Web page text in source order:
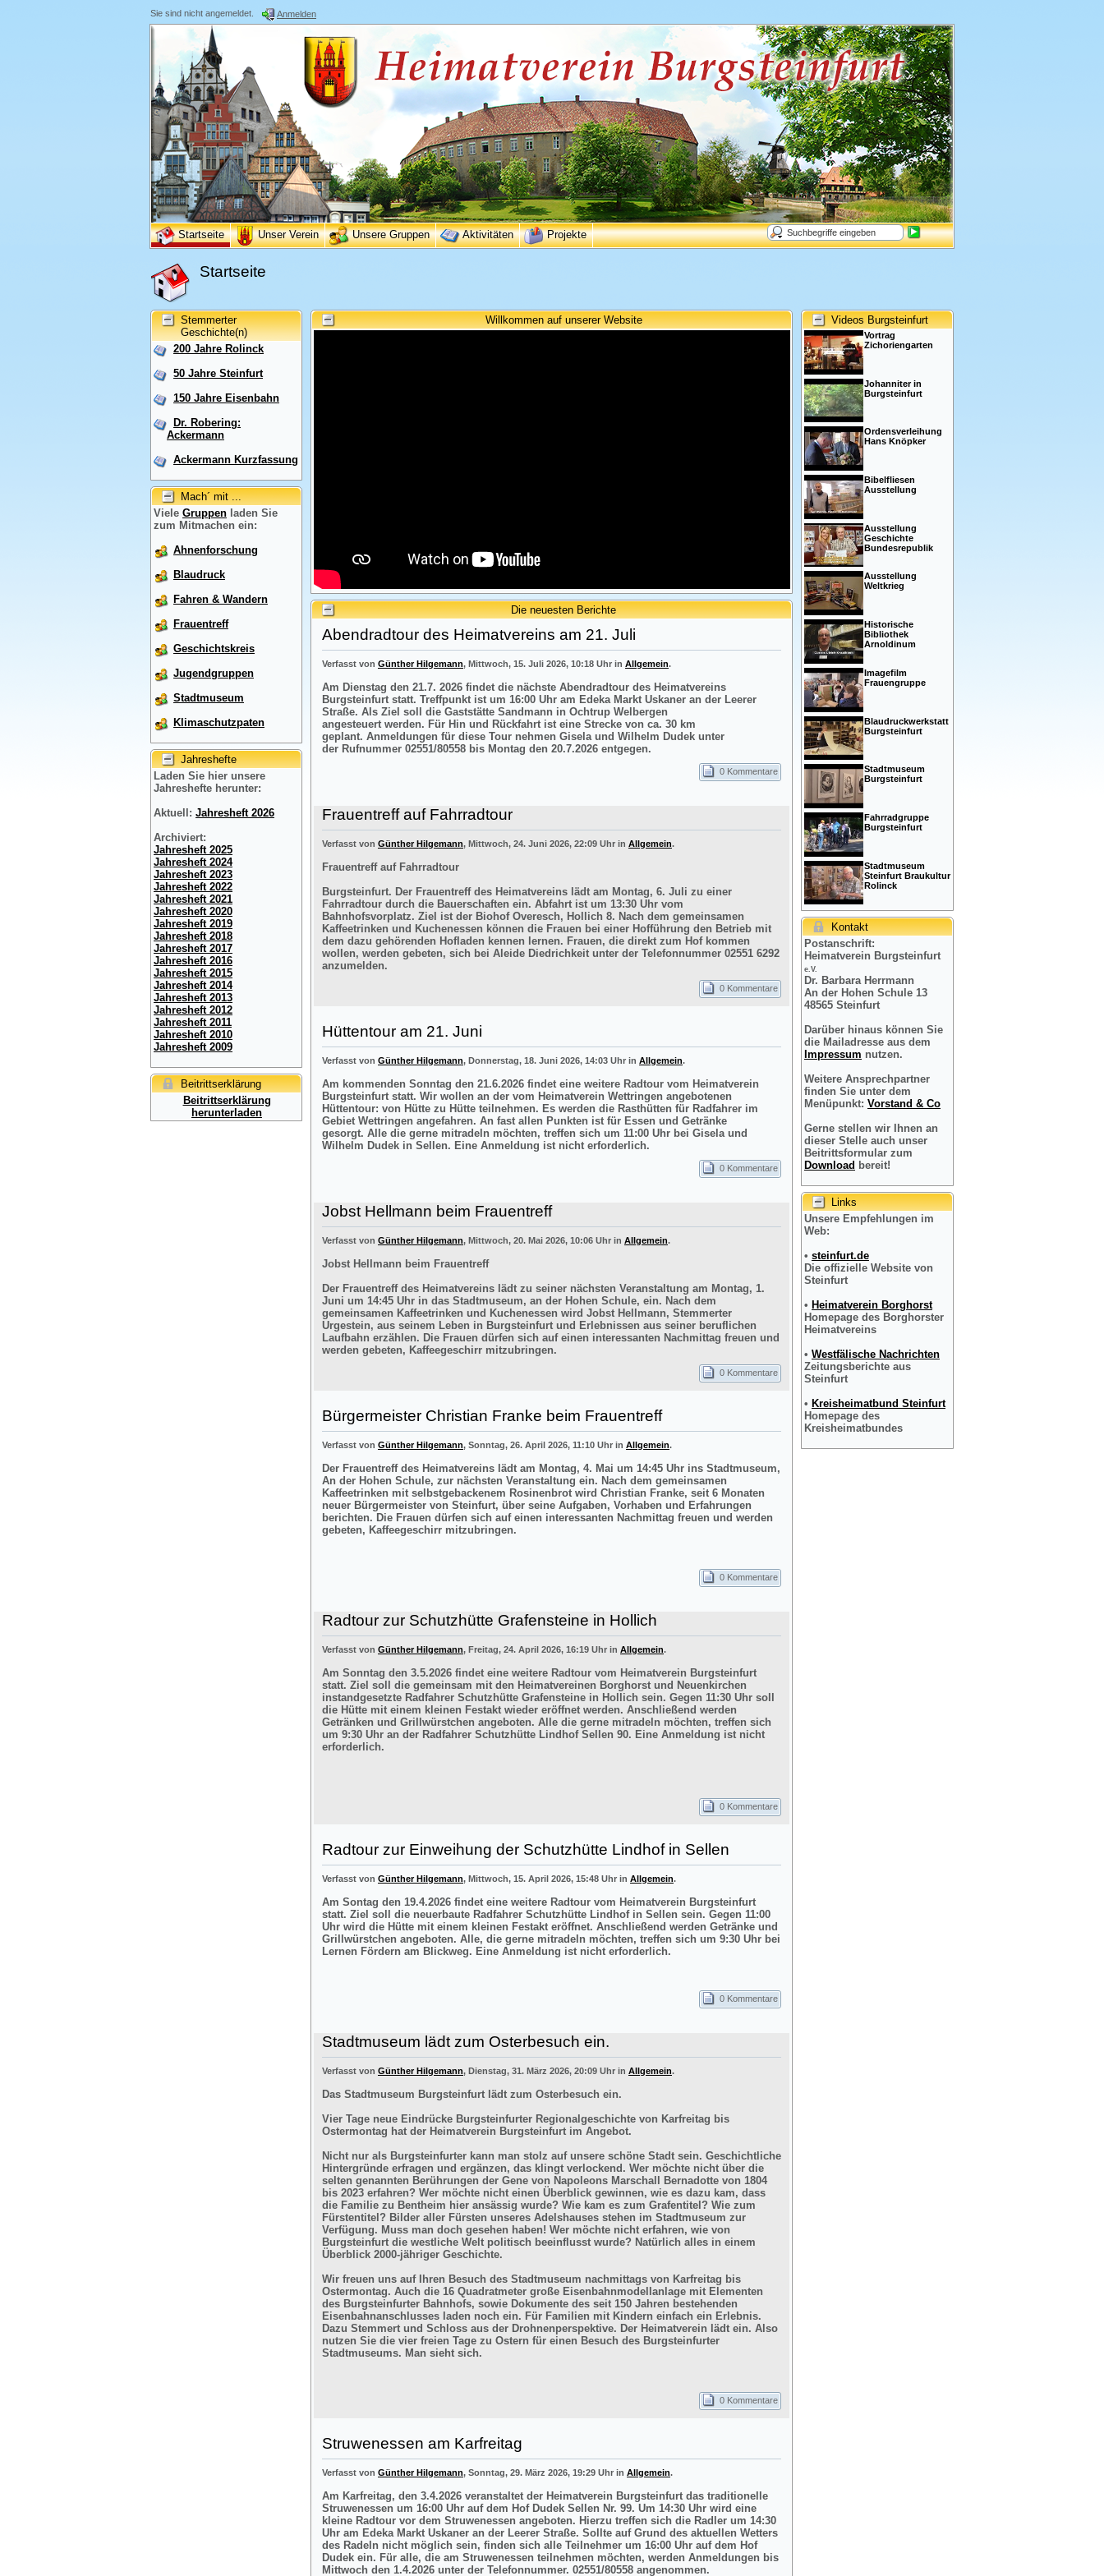
Sie sind nicht angemeldet. Anmelden
Startseite Unser Verein Unsere Gruppen Aktivitäten Projekte
Startseite
Stemmerter
Geschichte(n)
200 Jahre Rolinck
50 Jahre Steinfurt
150 Jahre Eisenbahn
Dr. Robering:
Ackermann
Ackermann Kurzfassung
Mach´ mit ...
Viele Gruppen laden Sie
zum Mitmachen ein:
Ahnenforschung
Blaudruck
Fahren & Wandern
Frauentreff
Geschichtskreis
Jugendgruppen
Stadtmuseum
Klimaschutzpaten
Jahreshefte
Laden Sie hier unsere
Jahreshefte herunter:
Aktuell: Jahresheft 2026
Archiviert:
Jahresheft 2025
Jahresheft 2024
Jahresheft 2023
Jahresheft 2022
Jahresheft 2021
Jahresheft 2020
Jahresheft 2019
Jahresheft 2018
Jahresheft 2017
Jahresheft 2016
Jahresheft 2015
Jahresheft 2014
Jahresheft 2013
Jahresheft 2012
Jahresheft 2011
Jahresheft 2010
Jahresheft 2009
Beitrittserklärung
Beitrittserklärung
herunterladen
Willkommen auf unserer Website
Die neuesten Berichte
Abendradtour des Heimatvereins am 21. Juli
Verfasst von Günther Hilgemann, Mittwoch, 15. Juli 2026, 10:18 Uhr in Allgemein.
Am Dienstag den 21.7. 2026 findet die nächste Abendradtour des Heimatvereins
Burgsteinfurt statt. Treffpunkt ist um 16:00 Uhr am Edeka Markt Uskaner an der Leerer
Straße. Als Ziel soll die Gaststätte Sandmann in Ochtrup Welbergen
angesteuert werden. Für Hin und Rückfahrt ist eine Strecke von ca. 30 km
geplant. Anmeldungen für diese Tour nehmen Gisela und Wilhelm Dudek unter
der Rufnummer 02551/80558 bis Montag den 20.7.2026 entgegen.
0 Kommentare
Frauentreff auf Fahrradtour
Verfasst von Günther Hilgemann, Mittwoch, 24. Juni 2026, 22:09 Uhr in Allgemein.
Frauentreff auf Fahrradtour
Burgsteinfurt. Der Frauentreff des Heimatvereins lädt am Montag, 6. Juli zu einer
Fahrradtour durch die Bauerschaften ein. Abfahrt ist um 13:30 Uhr vom
Bahnhofsvorplatz. Ziel ist der Biohof Overesch, Hollich 8. Nach dem gemeinsamen
Kaffeetrinken und Kuchenessen können die Frauen bei einer Hofführung den Betrieb mit
dem dazu gehörenden Hofladen kennen lernen. Frauen, die direkt zum Hof kommen
wollen, werden gebeten, sich bei Aleide Diedrichkeit unter der Telefonnummer 02551 6292
anzumelden.
0 Kommentare
Hüttentour am 21. Juni
Verfasst von Günther Hilgemann, Donnerstag, 18. Juni 2026, 14:03 Uhr in Allgemein.
Am kommenden Sonntag den 21.6.2026 findet eine weitere Radtour vom Heimatverein
Burgsteinfurt statt. Wir wollen an der vom Heimatverein Wettringen angebotenen
Hüttentour: von Hütte zu Hütte teilnehmen. Es werden die Rasthütten für Radfahrer im
Gebiet Wettringen angefahren. An fast allen Punkten ist für Essen und Getränke
gesorgt. Alle die gerne mitradeln möchten, treffen sich um 11:00 Uhr bei Gisela und
Wilhelm Dudek in Sellen. Eine Anmeldung ist nicht erforderlich.
0 Kommentare
Jobst Hellmann beim Frauentreff
Verfasst von Günther Hilgemann, Mittwoch, 20. Mai 2026, 10:06 Uhr in Allgemein.
Jobst Hellmann beim Frauentreff
Der Frauentreff des Heimatvereins lädt zu seiner nächsten Veranstaltung am Montag, 1.
Juni um 14:45 Uhr in das Stadtmuseum, an der Hohen Schule, ein. Nach dem
gemeinsamen Kaffeetrinken und Kuchenessen wird Jobst Hellmann, Stemmerter
Urgestein, aus seinem Leben in Burgsteinfurt und Erlebnissen aus seiner beruflichen
Laufbahn erzählen. Die Frauen dürfen sich auf einen interessanten Nachmittag freuen und
werden gebeten, Kaffeegeschirr mitzubringen.
0 Kommentare
Bürgermeister Christian Franke beim Frauentreff
Verfasst von Günther Hilgemann, Sonntag, 26. April 2026, 11:10 Uhr in Allgemein.
Der Frauentreff des Heimatvereins lädt am Montag, 4. Mai um 14:45 Uhr ins Stadtmuseum,
An der Hohen Schule, zur nächsten Veranstaltung ein. Nach dem gemeinsamen
Kaffeetrinken mit selbstgebackenem Rosinenbrot wird Christian Franke, seit 6 Monaten
neuer Bürgermeister von Steinfurt, über seine Aufgaben, Vorhaben und Erfahrungen
berichten. Die Frauen dürfen sich auf einen interessanten Nachmittag freuen und werden
gebeten, Kaffeegeschirr mitzubringen.
0 Kommentare
Radtour zur Schutzhütte Grafensteine in Hollich
Verfasst von Günther Hilgemann, Freitag, 24. April 2026, 16:19 Uhr in Allgemein.
Am Sonntag den 3.5.2026 findet eine weitere Radtour vom Heimatverein Burgsteinfurt
statt. Ziel soll die gemeinsam mit den Heimatvereinen Borghorst und Neuenkirchen
instandgesetzte Radfahrer Schutzhütte Grafensteine in Hollich sein. Gegen 11:30 Uhr soll
die Hütte mit einem kleinen Festakt wieder eröffnet werden. Anschließend werden
Getränken und Grillwürstchen angeboten. Alle die gerne mitradeln möchten, treffen sich
um 9:30 Uhr an der Radfahrer Schutzhütte Lindhof Sellen 90. Eine Anmeldung ist nicht
erforderlich.
0 Kommentare
Radtour zur Einweihung der Schutzhütte Lindhof in Sellen
Verfasst von Günther Hilgemann, Mittwoch, 15. April 2026, 15:48 Uhr in Allgemein.
Am Sontag den 19.4.2026 findet eine weitere Radtour vom Heimatverein Burgsteinfurt
statt. Ziel soll die neuerbaute Radfahrer Schutzhütte Lindhof in Sellen sein. Gegen 11:00
Uhr wird die Hütte mit einem kleinen Festakt eröffnet. Anschließend werden Getränke und
Grillwürstchen angeboten. Alle, die gerne mitradeln möchten, treffen sich um 9:30 Uhr bei
Lernen Fördern am Blickweg. Eine Anmeldung ist nicht erforderlich.
0 Kommentare
Stadtmuseum lädt zum Osterbesuch ein.
Verfasst von Günther Hilgemann, Dienstag, 31. März 2026, 20:09 Uhr in Allgemein.
Das Stadtmuseum Burgsteinfurt lädt zum Osterbesuch ein.
Vier Tage neue Eindrücke Burgsteinfurter Regionalgeschichte von Karfreitag bis
Ostermontag hat der Heimatverein Burgsteinfurt im Angebot.
Nicht nur als Burgsteinfurter kann man stolz auf unsere schöne Stadt sein. Geschichtliche
Hintergründe erfragen und ergänzen, das klingt verlockend. Wer möchte nicht über die
selten genannten Berührungen der Gene von Napoleons Marschall Bernadotte von 1804
bis 2023 erfahren? Wer möchte nicht einen Überblick gewinnen, wie es dazu kam, dass
die Familie zu Bentheim hier ansässig wurde? Wie kam es zum Grafentitel? Wie zum
Fürstentitel? Bilder aller Fürsten unseres Adelshauses stehen im Stadtmuseum zur
Verfügung. Muss man doch gesehen haben! Wer möchte nicht erfahren, wie von
Burgsteinfurt die westliche Welt politisch beeinflusst wurde? Natürlich alles in einem
Überblick 2000-jähriger Geschichte.
Wir freuen uns auf Ihren Besuch des Stadtmuseum nachmittags von Karfreitag bis
Ostermontag. Auch die 16 Quadratmeter große Eisenbahnmodellanlage mit Elementen
des Burgsteinfurter Bahnhofs, sowie Dokumente des seit 150 Jahren bestehenden
Eisenbahnanschlusses laden noch ein. Für Familien mit Kindern einfach ein Erlebnis.
Dazu Stemmert und Schloss aus der Drohnenperspektive. Der Heimatverein lädt ein. Also
nutzen Sie die vier freien Tage zu Ostern für einen Besuch des Burgsteinfurter
Stadtmuseums. Man sieht sich.
0 Kommentare
Struwenessen am Karfreitag
Verfasst von Günther Hilgemann, Sonntag, 29. März 2026, 19:29 Uhr in Allgemein.
Am Karfreitag, den 3.4.2026 veranstaltet der Heimatverein Burgsteinfurt das traditionelle
Struwenessen um 16:00 Uhr auf dem Hof Dudek Sellen Nr. 99. Um 14:30 Uhr wird eine
kleine Radtour vor dem Struwenessen angeboten. Hierzu treffen sich die Radler um 14:30
Uhr am Edeka Markt Uskaner an der Leerer Straße. Sollte auf Grund des aktuellen Wetters
des Radeln nicht möglich sein, finden sich alle Teilnehmer um 16:00 Uhr auf dem Hof
Dudek ein. Für alle, die am Struwenessen teilnehmen möchten, werden Anmeldungen bis
Mittwoch den 1.4.2026 unter der Telefonnummer. 02551/80558 angenommen.
Videos Burgsteinfurt
Vortrag
Zichoriengarten
Johanniter in
Burgsteinfurt
Ordensverleihung
Hans Knöpker
Bibelfliesen
Ausstellung
Ausstellung
Geschichte
Bundesrepublik
Ausstellung
Weltkrieg
Historische
Bibliothek
Arnoldinum
Imagefilm
Frauengruppe
Blaudruckwerkstatt
Burgsteinfurt
Stadtmuseum
Burgsteinfurt
Fahrradgruppe
Burgsteinfurt
Stadtmuseum
Steinfurt Braukultur
Rolinck
Kontakt
Postanschrift:
Heimatverein Burgsteinfurt
e.V.
Dr. Barbara Herrmann
An der Hohen Schule 13
48565 Steinfurt
Darüber hinaus können Sie
die Mailadresse aus dem
Impressum nutzen.
Weitere Ansprechpartner
finden Sie unter dem
Menüpunkt: Vorstand & Co
Gerne stellen wir Ihnen an
dieser Stelle auch unser
Beitrittsformular zum
Download bereit!
Links
Unsere Empfehlungen im
Web:
• steinfurt.de
Die offizielle Website von
Steinfurt
• Heimatverein Borghorst
Homepage des Borghorster
Heimatvereins
• Westfälische Nachrichten
Zeitungsberichte aus
Steinfurt
• Kreisheimatbund Steinfurt
Homepage des
Kreisheimatbundes